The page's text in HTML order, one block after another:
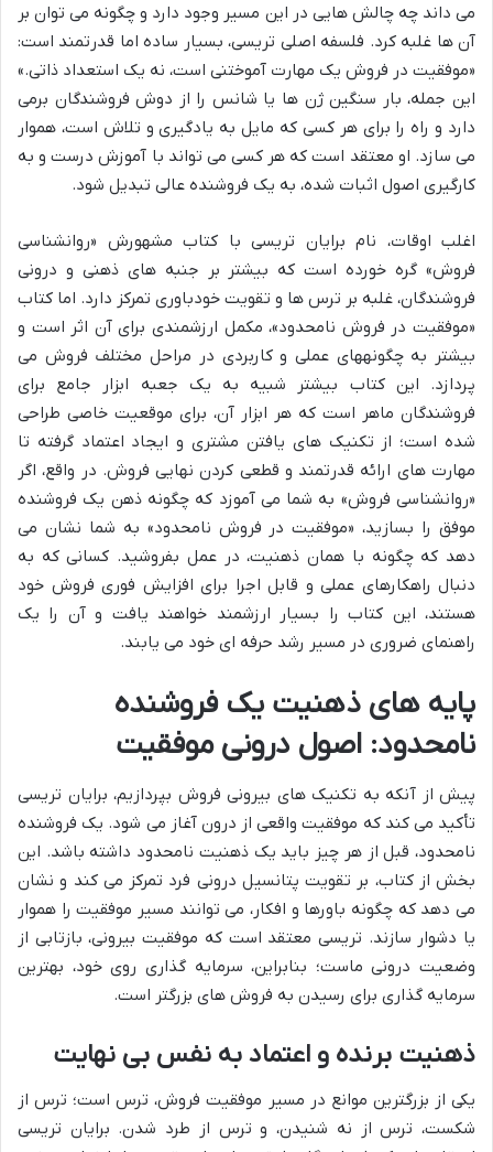
می داند چه چالش هایی در این مسیر وجود دارد و چگونه می توان بر
آن ها غلبه کرد. فلسفه اصلی تریسی، بسیار ساده اما قدرتمند است:
«موفقیت در فروش یک مهارت آموختنی است، نه یک استعداد ذاتی.»
این جمله، بار سنگین ژن ها یا شانس را از دوش فروشندگان برمی
دارد و راه را برای هر کسی که مایل به یادگیری و تلاش است، هموار
می سازد. او معتقد است که هر کسی می تواند با آموزش درست و به
کارگیری اصول اثبات شده، به یک فروشنده عالی تبدیل شود.
اغلب اوقات، نام برایان تریسی با کتاب مشهورش «روانشناسی
فروش» گره خورده است که بیشتر بر جنبه های ذهنی و درونی
فروشندگان، غلبه بر ترس ها و تقویت خودباوری تمرکز دارد. اما کتاب
«موفقیت در فروش نامحدود»، مکمل ارزشمندی برای آن اثر است و
بیشتر به چگونههای عملی و کاربردی در مراحل مختلف فروش می
پردازد. این کتاب بیشتر شبیه به یک جعبه ابزار جامع برای
فروشندگان ماهر است که هر ابزار آن، برای موقعیت خاصی طراحی
شده است؛ از تکنیک های یافتن مشتری و ایجاد اعتماد گرفته تا
مهارت های ارائه قدرتمند و قطعی کردن نهایی فروش. در واقع، اگر
«روانشناسی فروش» به شما می آموزد که چگونه ذهن یک فروشنده
موفق را بسازید، «موفقیت در فروش نامحدود» به شما نشان می
دهد که چگونه با همان ذهنیت، در عمل بفروشید. کسانی که به
دنبال راهکارهای عملی و قابل اجرا برای افزایش فوری فروش خود
هستند، این کتاب را بسیار ارزشمند خواهند یافت و آن را یک
راهنمای ضروری در مسیر رشد حرفه ای خود می یابند.
پایه های ذهنیت یک فروشنده
نامحدود: اصول درونی موفقیت
پیش از آنکه به تکنیک های بیرونی فروش بپردازیم، برایان تریسی
تأکید می کند که موفقیت واقعی از درون آغاز می شود. یک فروشنده
نامحدود، قبل از هر چیز باید یک ذهنیت نامحدود داشته باشد. این
بخش از کتاب، بر تقویت پتانسیل درونی فرد تمرکز می کند و نشان
می دهد که چگونه باورها و افکار، می توانند مسیر موفقیت را هموار
یا دشوار سازند. تریسی معتقد است که موفقیت بیرونی، بازتابی از
وضعیت درونی ماست؛ بنابراین، سرمایه گذاری روی خود، بهترین
سرمایه گذاری برای رسیدن به فروش های بزرگتر است.
ذهنیت برنده و اعتماد به نفس بی نهایت
یکی از بزرگترین موانع در مسیر موفقیت فروش، ترس است؛ ترس از
شکست، ترس از نه شنیدن، و ترس از طرد شدن. برایان تریسی